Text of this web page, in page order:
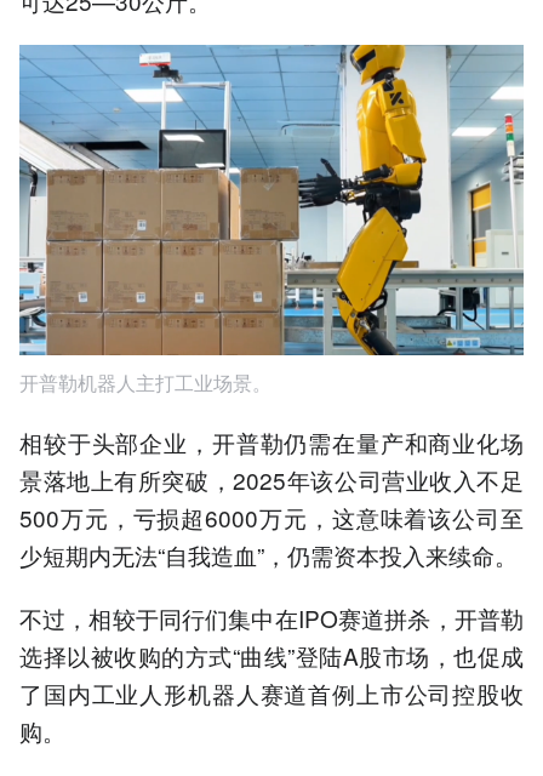
开普勒机器人主打工业场景。
相较于头部企业，开普勒仍需在量产和商业化场
景落地上有所突破，2025年该公司营业收入不足
500万元，亏损超6000万元，这意味着该公司至
少短期内无法“自我造血”，仍需资本投入来续命。
不过，相较于同行们集中在IPO赛道拼杀，开普勒
选择以被收购的方式“曲线”登陆A股市场，也促成
了国内工业人形机器人赛道首例上市公司控股收
购。